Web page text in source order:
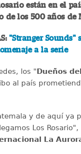
están en el
de los 500 años de
"Stranger Sounds"
a la serie
los "Dueños
al país
y de aquí ya
Los
La